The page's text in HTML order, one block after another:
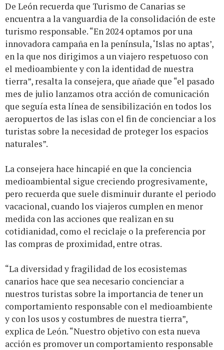
De León recuerda que Turismo de Canarias se
encuentra a la vanguardia de la consolidación de este
turismo responsable. “En 2024 optamos por una
innovadora campaña en la península, ‘Islas no aptas’,
en la que nos dirigimos a un viajero respetuoso con
el medioambiente y con la identidad de nuestra
tierra”, resalta la consejera, que añade que “el pasado
mes de julio lanzamos otra acción de comunicación
que seguía esta línea de sensibilización en todos los
aeropuertos de las islas con el fin de concienciar a los
turistas sobre la necesidad de proteger los espacios
naturales”.
La consejera hace hincapié en que la conciencia
medioambiental sigue creciendo progresivamente,
pero recuerda que suele disminuir durante el periodo
vacacional, cuando los viajeros cumplen en menor
medida con las acciones que realizan en su
cotidianidad, como el reciclaje o la preferencia por
las compras de proximidad, entre otras.
“La diversidad y fragilidad de los ecosistemas
canarios hace que sea necesario concienciar a
nuestros turistas sobre la importancia de tener un
comportamiento responsable con el medioambiente
y con los usos y costumbres de nuestra tierra”,
explica de León. “Nuestro objetivo con esta nueva
acción es promover un comportamiento responsable